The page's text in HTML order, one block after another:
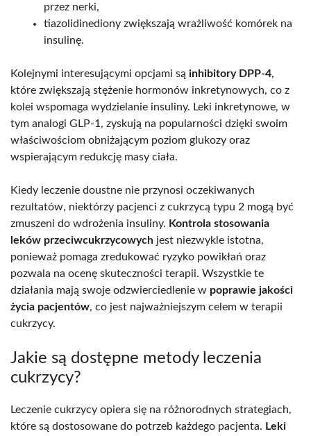
przez nerki,
tiazolidinediony zwiększają wrażliwość komórek na
insulinę.
Kolejnymi interesującymi opcjami są inhibitory DPP-4,
które zwiększają stężenie hormonów inkretynowych, co z
kolei wspomaga wydzielanie insuliny. Leki inkretynowe, w
tym analogi GLP-1, zyskują na popularności dzięki swoim
właściwościom obniżającym poziom glukozy oraz
wspierającym redukcję masy ciała.
Kiedy leczenie doustne nie przynosi oczekiwanych
rezultatów, niektórzy pacjenci z cukrzycą typu 2 mogą być
zmuszeni do wdrożenia insuliny. Kontrola stosowania
leków przeciwcukrzycowych jest niezwykle istotna,
ponieważ pomaga zredukować ryzyko powikłań oraz
pozwala na ocenę skuteczności terapii. Wszystkie te
działania mają swoje odzwierciedlenie w poprawie jakości
życia pacjentów, co jest najważniejszym celem w terapii
cukrzycy.
Jakie są dostępne metody leczenia
cukrzycy?
Leczenie cukrzycy opiera się na różnorodnych strategiach,
które są dostosowane do potrzeb każdego pacjenta. Leki